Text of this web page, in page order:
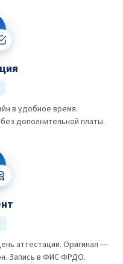
в удобное время.
дополнительной платы.
аттестации. Оригинал —
Запись в ФИС ФРДО.